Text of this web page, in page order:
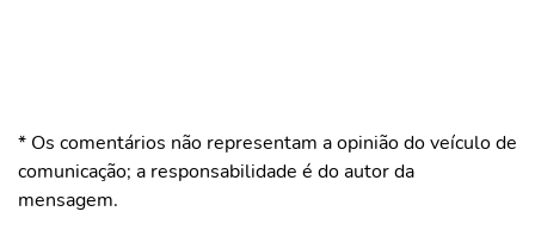
* Os comentários não representam a opinião do veículo de
comunicação; a responsabilidade é do autor da
mensagem.